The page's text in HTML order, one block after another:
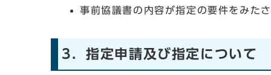
事前協議書の内容が指定の要件をみた
3．指定申請及び指定について